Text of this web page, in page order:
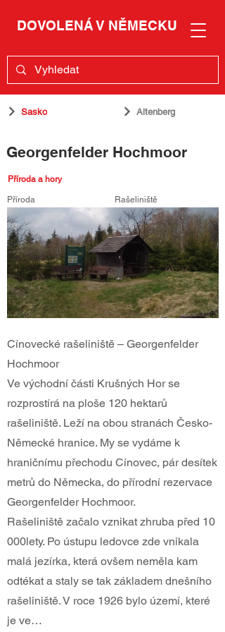
DOVOLENÁ V NĚMECKU
Sasko Altenberg
Georgenfelder Hochmoor
Příroda a hory
Příroda Rašeliniště
Cínovecké rašeliniště – Georgenfelder
Hochmoor
Ve východní části Krušných Hor se
rozprostírá na ploše 120 hektarů
rašeliniště. Leží na obou stranách Česko-
Německé hranice. My se vydáme k
hraničnímu přechodu Cínovec, pár desítek
metrů do Německa, do přírodní rezervace
Georgenfelder Hochmoor.
Rašeliniště začalo vznikat zhruba před 10
000lety. Po ústupu ledovce zde vnikala
malá jezírka, která ovšem neměla kam
odtékat a staly se tak základem dnešního
rašeliniště. V roce 1926 bylo území, které
je ve…